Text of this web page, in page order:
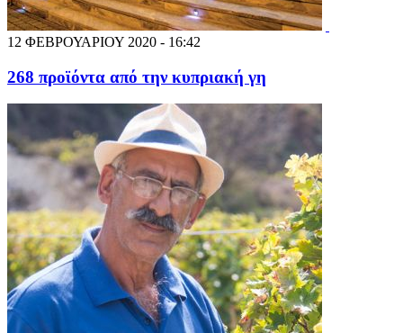
12 ΦΕΒΡΟΥΑΡΙΟΥ 2020 - 16:42
268 προϊόντα από την κυπριακή γη